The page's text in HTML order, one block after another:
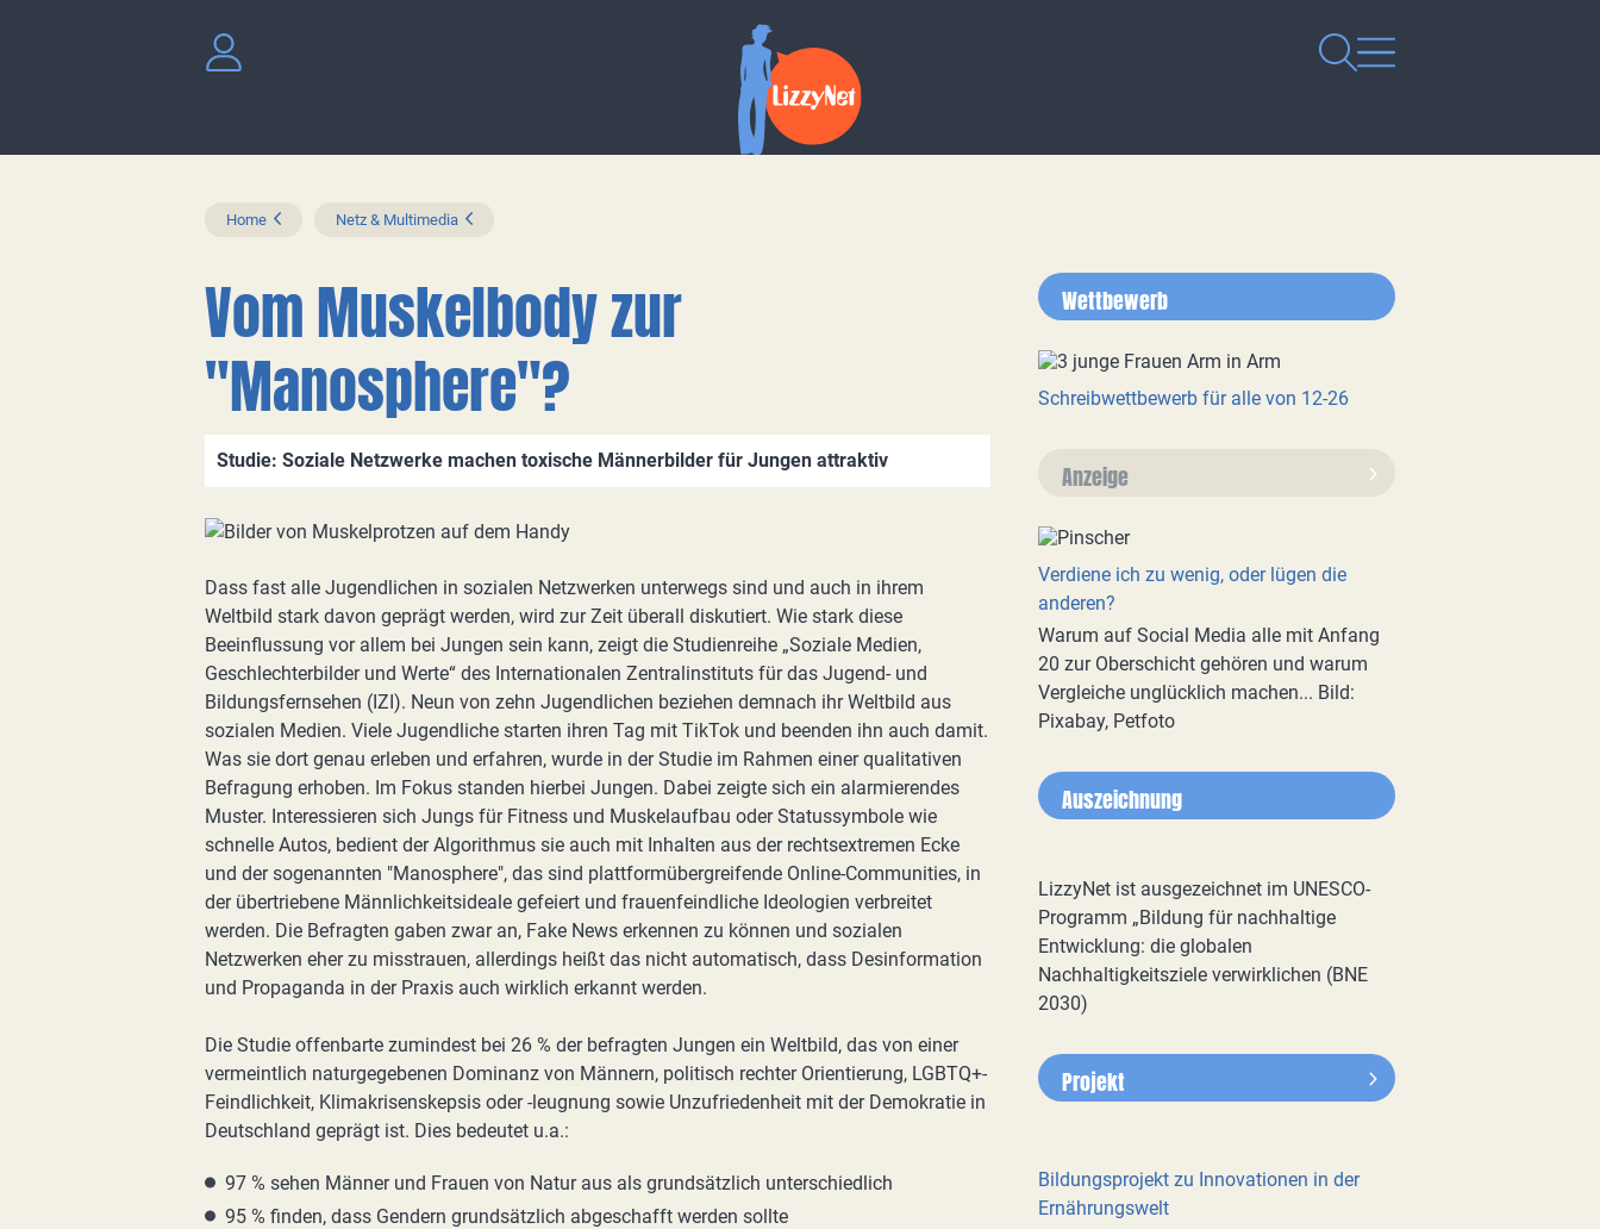
Home Netz & Multimedia
Vom Muskelbody zur
"Manosphere"?
Studie: Soziale Netzwerke machen toxische Männerbilder für Jungen attraktiv
Dass fast alle Jugendlichen in sozialen Netzwerken unterwegs sind und auch in ihrem
Weltbild stark davon geprägt werden, wird zur Zeit überall diskutiert. Wie stark diese
Beeinflussung vor allem bei Jungen sein kann, zeigt die Studienreihe „Soziale Medien,
Geschlechterbilder und Werte“ des Internationalen Zentralinstituts für das Jugend- und
Bildungsfernsehen (IZI). Neun von zehn Jugendlichen beziehen demnach ihr Weltbild aus
sozialen Medien. Viele Jugendliche starten ihren Tag mit TikTok und beenden ihn auch damit.
Was sie dort genau erleben und erfahren, wurde in der Studie im Rahmen einer qualitativen
Befragung erhoben. Im Fokus standen hierbei Jungen. Dabei zeigte sich ein alarmierendes
Muster. Interessieren sich Jungs für Fitness und Muskelaufbau oder Statussymbole wie
schnelle Autos, bedient der Algorithmus sie auch mit Inhalten aus der rechtsextremen Ecke
und der sogenannten "Manosphere", das sind plattformübergreifende Online-Communities, in
der übertriebene Männlichkeitsideale gefeiert und frauenfeindliche Ideologien verbreitet
werden. Die Befragten gaben zwar an, Fake News erkennen zu können und sozialen
Netzwerken eher zu misstrauen, allerdings heißt das nicht automatisch, dass Desinformation
und Propaganda in der Praxis auch wirklich erkannt werden.
Die Studie offenbarte zumindest bei 26 % der befragten Jungen ein Weltbild, das von einer
vermeintlich naturgegebenen Dominanz von Männern, politisch rechter Orientierung, LGBTQ+-
Feindlichkeit, Klimakrisenskepsis oder -leugnung sowie Unzufriedenheit mit der Demokratie in
Deutschland geprägt ist. Dies bedeutet u.a.:
97 % sehen Männer und Frauen von Natur aus als grundsätzlich unterschiedlich
95 % finden, dass Gendern grundsätzlich abgeschafft werden sollte
Wettbewerb
Schreibwettbewerb für alle von 12-26
Anzeige
Verdiene ich zu wenig, oder lügen die
anderen?
Warum auf Social Media alle mit Anfang
20 zur Oberschicht gehören und warum
Vergleiche unglücklich machen... Bild:
Pixabay, Petfoto
Auszeichnung
LizzyNet ist ausgezeichnet im UNESCO-
Programm „Bildung für nachhaltige
Entwicklung: die globalen
Nachhaltigkeitsziele verwirklichen (BNE
2030)
Projekt
Bildungsprojekt zu Innovationen in der
Ernährungswelt